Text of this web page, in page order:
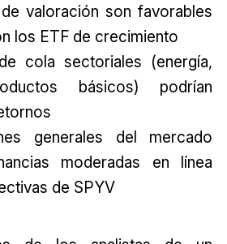
valoración son favorables
los ETF de crecimiento
cola sectoriales (energía,
básicos) podrían
generales del mercado
moderadas en línea
de SPYV